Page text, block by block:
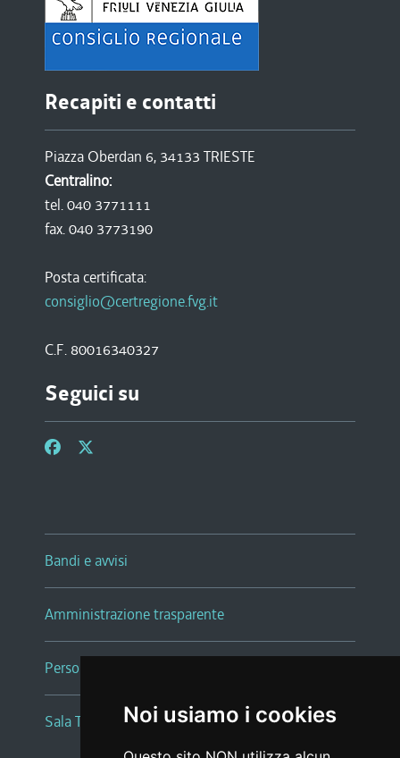
Noi usiamo i cookies
Recapiti e contatti
Piazza Oberdan 6, 34133 TRIESTE
Centralino:
tel. 040 3771111
fax. 040 3773190
Posta certificata:
consiglio@certregione.fvg.it
C.F. 80016340327
Seguici su
Bandi e avvisi
Amministrazione trasparente
Persone e Uffici
Sala Tiziano Tessitori